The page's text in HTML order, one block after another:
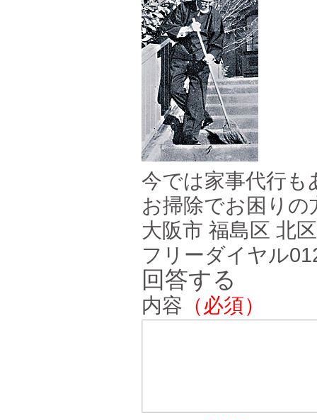
今では家事代行も
お掃除でお困り
大阪市 福島区 北
フリーダイヤル
回答する
内容 （必須）